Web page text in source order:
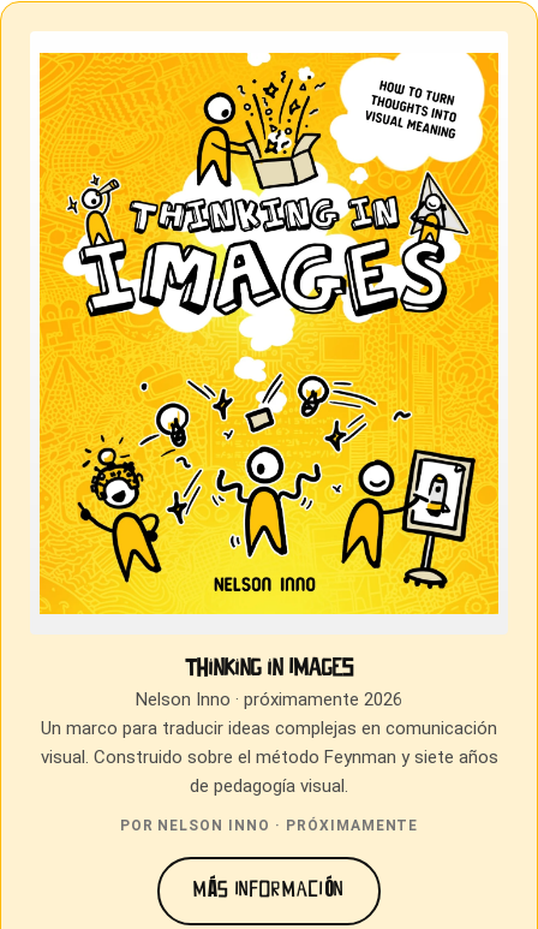
Thinking in Images
Nelson Inno · próximamente 2026
Un marco para traducir ideas complejas en comunicación
visual. Construido sobre el método Feynman y siete años
de pedagogía visual.
POR NELSON INNO · PRÓXIMAMENTE
MÁS INFORMACIÓN